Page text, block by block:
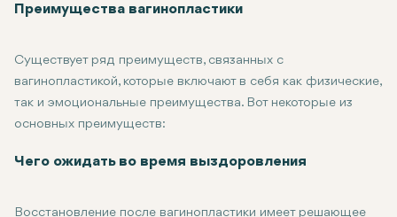
Разрезы: Хирург делает небольшие надрезы на стенках
Преимущества вагинопластики
Существует ряд преимуществ, связанных с
вагинопластикой, которые включают в себя как физические,
так и эмоциональные преимущества. Вот некоторые из
основных преимуществ:
Повышенное сексуальное удовлетворение: Подтягивание
Чего ожидать во время выздоровления
Восстановление после вагинопластики имеет решающее